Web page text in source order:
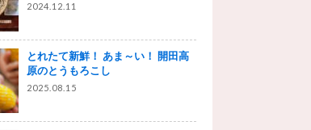
2024.12.11
とれたて新鮮！ あま～い！ 開田高
原のとうもろこし
2025.08.15